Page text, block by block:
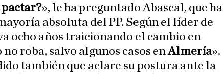
pactar?», le ha preguntado Abascal, que ha
absoluta del PP. Según el líder de
ocho años traicionando el cambio en
roba, salvo algunos casos enAlmería».
también que aclare su postura ante la